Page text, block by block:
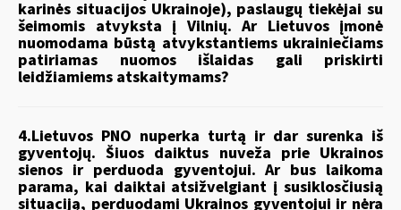
karinės situacijos Ukrainoje), paslaugų tiekėjai su
šeimomis atvyksta į Vilnių. Ar Lietuvos įmonė
nuomodama būstą atvykstantiems ukrainiečiams
patiriamas nuomos išlaidas gali priskirti
leidžiamiems atskaitymams?
4.Lietuvos PNO nuperka turtą ir dar surenka iš
gyventojų. Šiuos daiktus nuveža prie Ukrainos
sienos ir perduoda gyventojui. Ar bus laikoma
parama, kai daiktai atsižvelgiant į susiklosčiusią
situaciją, perduodami Ukrainos gyventojui ir nėra